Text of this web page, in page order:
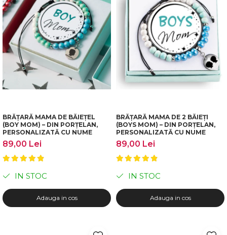
BRĂȚARĂ MAMA DE BĂIEȚEL
(BOY MOM) – DIN PORȚELAN,
PERSONALIZATĂ CU NUME
89,00 Lei
IN STOC
Adauga in cos
BRĂȚARĂ MAMA DE 2 BĂIEȚI
(BOYS MOM) – DIN PORȚELAN,
PERSONALIZATĂ CU NUME
89,00 Lei
IN STOC
Adauga in cos